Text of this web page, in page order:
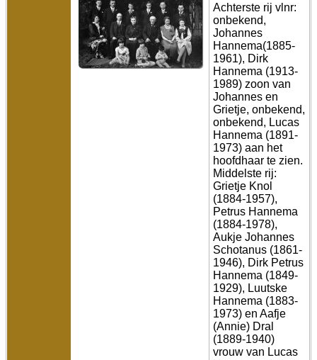
Achterste rij vlnr:
onbekend,
Johannes
Hannema(1885-
1961), Dirk
Hannema (1913-
1989) zoon van
Johannes en
Grietje, onbekend,
onbekend, Lucas
Hannema (1891-
1973) aan het
hoofdhaar te zien.
Middelste rij:
Grietje Knol
(1884-1957),
Petrus Hannema
(1884-1978),
Aukje Johannes
Schotanus (1861-
1946), Dirk Petrus
Hannema (1849-
1929), Luutske
Hannema (1883-
1973) en Aafje
(Annie) Dral
(1889-1940)
vrouw van Lucas